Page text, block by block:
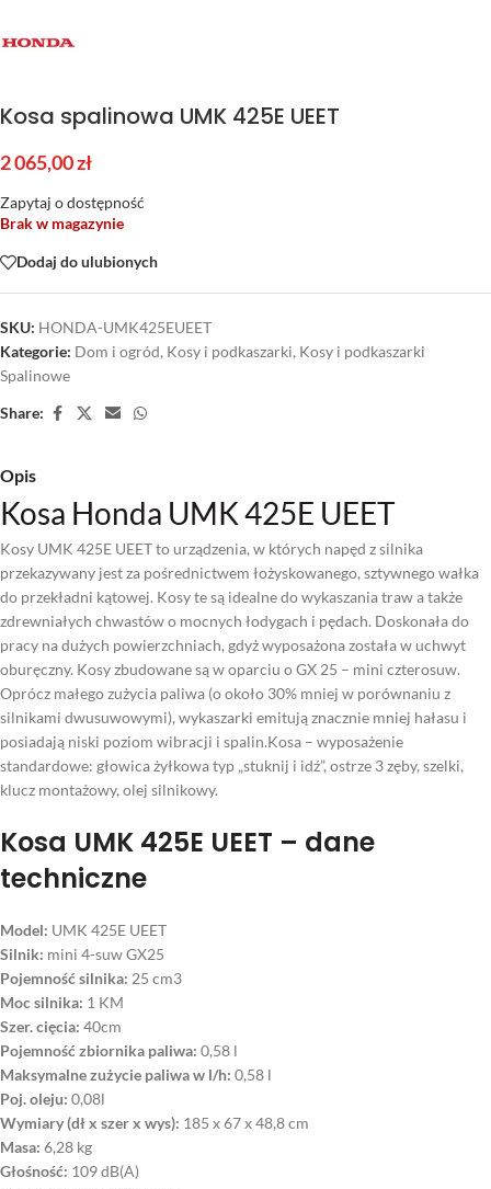
Kosa spalinowa UMK 425E UEET
2 065,00zł
Zapytaj o dostępność
Brak w magazynie
Dodaj do ulubionych
SKU: HONDA-UMK425EUEET
Kategorie: Dom i ogród, Kosy i podkaszarki, Kosy i podkaszarki
Spalinowe
Share:
Opis
Kosa Honda UMK 425E UEET
Kosy UMK 425E UEET to urządzenia, w których napęd z silnika
przekazywany jest za pośrednictwem łożyskowanego, sztywnego wałka
do przekładni kątowej. Kosy te są idealne do wykaszania traw a także
zdrewniałych chwastów o mocnych łodygach i pędach. Doskonała do
pracy na dużych powierzchniach, gdyż wyposażona została w uchwyt
oburęczny. Kosy zbudowane są w oparciu o GX 25 – mini czterosuw.
Oprócz małego zużycia paliwa (o około 30% mniej w porównaniu z
silnikami dwusuwowymi), wykaszarki emitują znacznie mniej hałasu i
posiadają niski poziom wibracji i spalin.Kosa – wyposażenie
standardowe: głowica żyłkowa typ „stuknij i idź”, ostrze 3 zęby, szelki,
klucz montażowy, olej silnikowy.
Kosa UMK 425E UEET – dane
techniczne
Model: UMK 425E UEET
Silnik: mini 4-suw GX25
Pojemność silnika: 25 cm3
Moc silnika: 1 KM
Szer. cięcia: 40cm
Pojemność zbiornika paliwa: 0,58 l
Maksymalne zużycie paliwa w l/h: 0,58 l
Poj. oleju: 0,08l
Wymiary (dł x szer x wys): 185 x 67 x 48,8 cm
Masa: 6,28 kg
Głośność: 109 dB(A)